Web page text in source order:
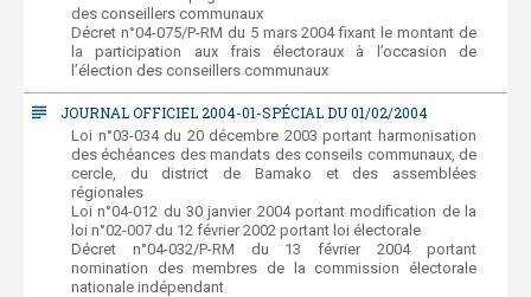
des conseillers communaux
Décret n°04-075/P-RM du 5 mars 2004 fixant le montant de
la participation aux frais électoraux à l’occasion de
l’élection des conseillers communaux
subject JOURNAL OFFICIEL 2004-01-SPÉCIAL DU 01/02/2004
Loi n°03-034 du 20 décembre 2003 portant harmonisation
des échéances des mandats des conseils communaux, de
cercle, du district de Bamako et des assemblées
régionales
Loi n°04-012 du 30 janvier 2004 portant modification de la
loi n°02-007 du 12 février 2002 portant loi électorale
Décret n°04-032/P-RM du 13 février 2004 portant
nomination des membres de la commission électorale
nationale indépendant